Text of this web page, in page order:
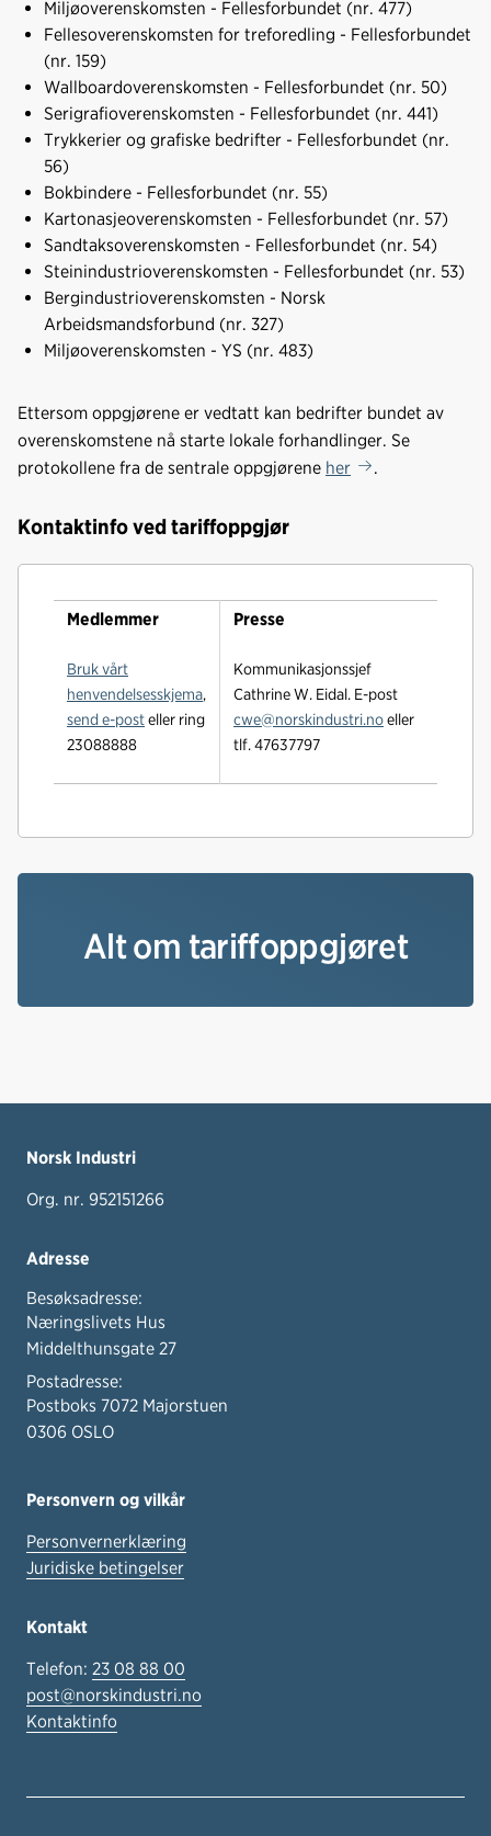
Miljøoverenskomsten - Fellesforbundet (nr. 477)
Fellesoverenskomsten for treforedling - Fellesforbundet
(nr. 159)
Wallboardoverenskomsten - Fellesforbundet (nr. 50)
Serigrafioverenskomsten - Fellesforbundet (nr. 441)
Trykkerier og grafiske bedrifter - Fellesforbundet (nr.
56)
Bokbindere - Fellesforbundet (nr. 55)
Kartonasjeoverenskomsten - Fellesforbundet (nr. 57)
Sandtaksoverenskomsten - Fellesforbundet (nr. 54)
Steinindustrioverenskomsten - Fellesforbundet (nr. 53)
Bergindustrioverenskomsten - Norsk
Arbeidsmandsforbund (nr. 327)
Miljøoverenskomsten - YS (nr. 483)
Ettersom oppgjørene er vedtatt kan bedrifter bundet av
overenskomstene nå starte lokale forhandlinger. Se
protokollene fra de sentrale oppgjørene her .
Kontaktinfo ved tariffoppgjør
Medlemmer
Bruk vårt
henvendelsesskjema,
send e-posteller ring
23088888
Presse
Kommunikasjonssjef
Cathrine W. Eidal. E-post
cwe@norskindustri.noeller
tlf. 47637797
Alt om tariffoppgjøret
Norsk Industri
Org. nr. 952151266
Adresse
Besøksadresse:
Næringslivets Hus
Middelthunsgate 27
Postadresse:
Postboks 7072 Majorstuen
0306 OSLO
Personvern og vilkår
Personvernerklæring
Juridiske betingelser
Kontakt
Telefon: 23 08 88 00
post@norskindustri.no
Kontaktinfo